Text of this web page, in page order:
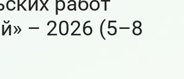
– 2026 (5–8